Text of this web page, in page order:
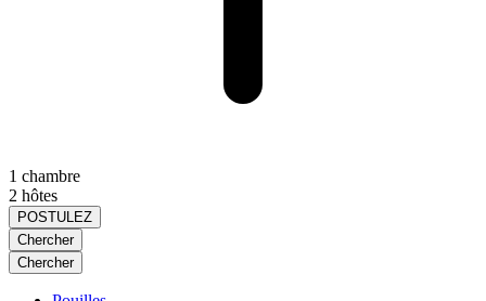
1 chambre
2 hôtes
POSTULEZ
Chercher
Chercher